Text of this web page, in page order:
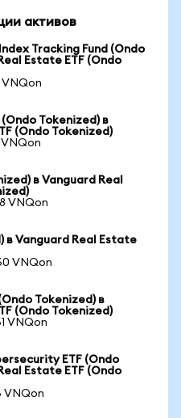
активов
Tracking Fund (Ondo
Estate ETF (Ondo
VNQon
(Ondo Tokenized) в
(Ondo Tokenized)
VNQon
в Vanguard Real
VNQon
в Vanguard Real Estate
VNQon
Tokenized) в
(Ondo Tokenized)
VNQon
ETF (Ondo
Estate ETF (Ondo
VNQon